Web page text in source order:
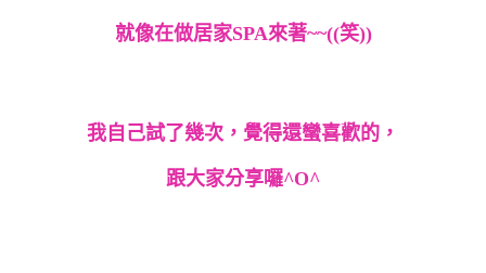
就像在做居家SPA來著~~((笑))
我自己試了幾次，覺得還蠻喜歡的，
跟大家分享囉^O^